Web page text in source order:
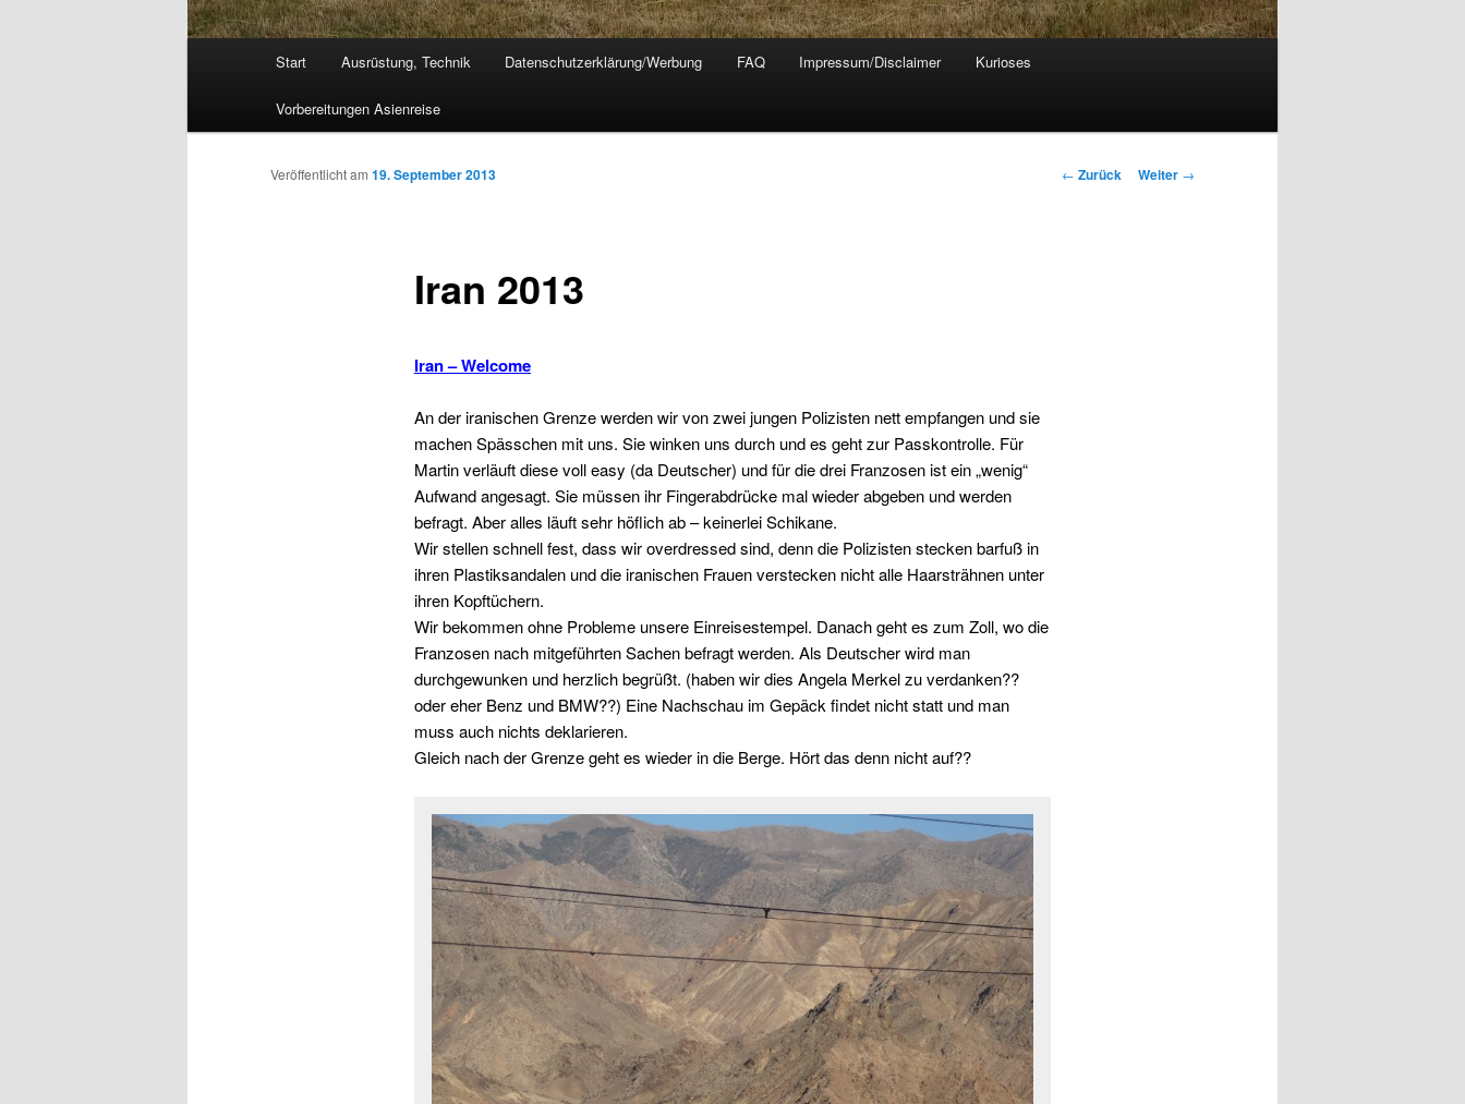
Start Ausrüstung, Technik Datenschutzerklärung/Werbung FAQ Impressum/Disclaimer Kurioses
Vorbereitungen Asienreise
Beitrags-
← Zurück Weiter →
Iran 2013
Veröffentlicht am 19. September 2013
Iran – Welcome
An der iranischen Grenze werden wir von zwei jungen Polizisten nett empfangen und sie
machen Spässchen mit uns. Sie winken uns durch und es geht zur Passkontrolle. Für
Martin verläuft diese voll easy (da Deutscher) und für die drei Franzosen ist ein „wenig“
Aufwand angesagt. Sie müssen ihr Fingerabdrücke mal wieder abgeben und werden
befragt. Aber alles läuft sehr höflich ab – keinerlei Schikane.
Wir stellen schnell fest, dass wir overdressed sind, denn die Polizisten stecken barfuß in
ihren Plastiksandalen und die iranischen Frauen verstecken nicht alle Haarsträhnen unter
ihren Kopftüchern.
Wir bekommen ohne Probleme unsere Einreisestempel. Danach geht es zum Zoll, wo die
Franzosen nach mitgeführten Sachen befragt werden. Als Deutscher wird man
durchgewunken und herzlich begrüßt. (haben wir dies Angela Merkel zu verdanken??
oder eher Benz und BMW??) Eine Nachschau im Gepäck findet nicht statt und man
muss auch nichts deklarieren.
Gleich nach der Grenze geht es wieder in die Berge. Hört das denn nicht auf??